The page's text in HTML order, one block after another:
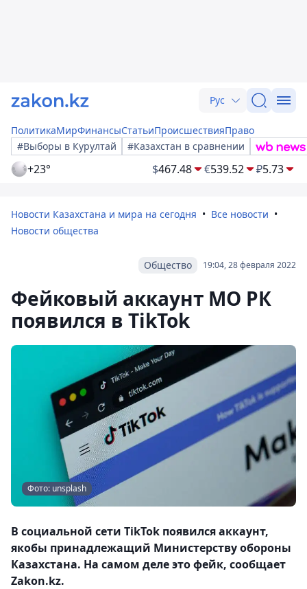
Рус
ПолитикаМирФинансыСтатьиПроисшествияПраво
#Выборы в Курултай
#Казахстан в сравнении
+23° $467.48 €539.52 ₽5.73
Новости Казахстана и мира на сегодня
Все новости
Новости общества
19:04, 28 февраля 2022
Общество
Фейковый аккаунт МО РК
появился в TikTok
Фото: unsplash
В социальной сети TikTok появился аккаунт,
якобы принадлежащий Министерству обороны
Казахстана. На самом деле это фейк, сообщает
Zakon.kz.